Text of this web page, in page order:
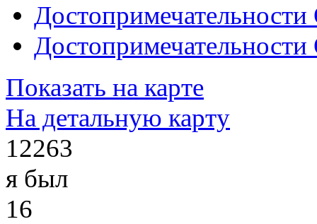
Достопримечательности
Достопримечательности
Показать на карте
На детальную карту
12263
я был
16